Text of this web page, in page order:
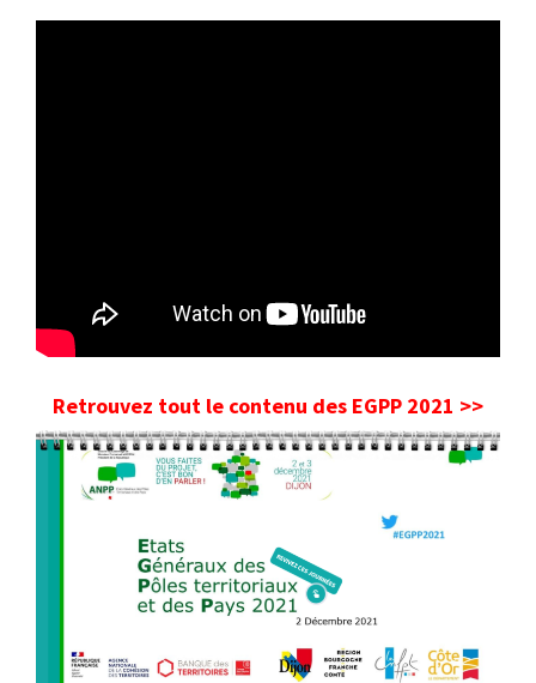
Retrouvez tout le contenu des EGPP 2021 >>